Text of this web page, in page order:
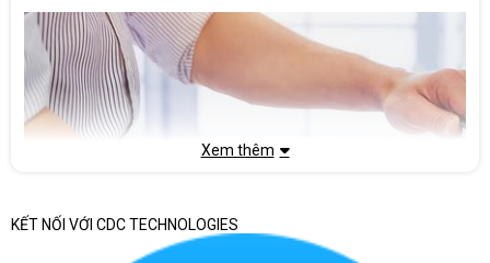
Xem thêm
KẾT NỐI VỚI CDC TECHNOLOGIES